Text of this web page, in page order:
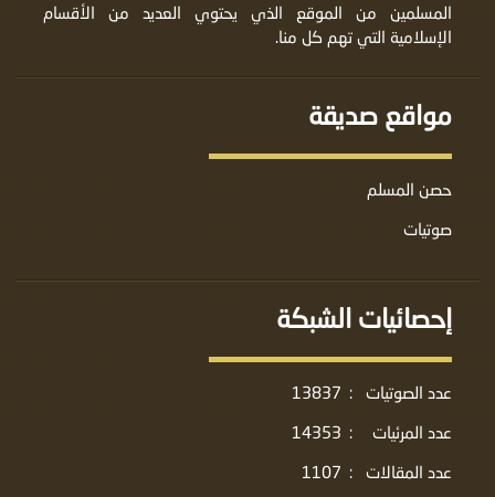
المسلمين من الموقع الذي يحتوي العديد من الأقسام
الإسلامية التي تهم كل منا.
مواقع صديقة
حصن المسلم
صوتيات
إحصائيات الشبكة
عدد الصوتيات :
13837
عدد المرئيات
:
14353
عدد المقالات
:
1107